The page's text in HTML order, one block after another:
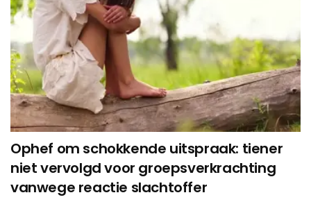
Ophef om schokkende uitspraak: tiener
niet vervolgd voor groepsverkrachting
vanwege reactie slachtoffer